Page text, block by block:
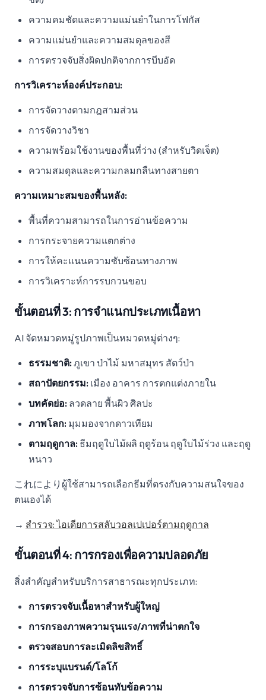
ความคมชัดและความแม่นยำในการโฟกัส
ความแม่นยำและความสมดุลของสี
การตรวจจับสิ่งผิดปกติจากการบีบอัด
การวิเคราะห์องค์ประกอบ:
การจัดวางตามกฎสามส่วน
การจัดวางวิชา
ความพร้อมใช้งานของพื้นที่ว่าง (สำหรับวิดเจ็ต)
ความสมดุลและความกลมกลืนทางสายตา
ความเหมาะสมของพื้นหลัง:
พื้นที่ความสามารถในการอ่านข้อความ
การกระจายความแตกต่าง
การให้คะแนนความซับซ้อนทางภาพ
การวิเคราะห์การรบกวนขอบ
ขั้นตอนที่ 3: การจำแนกประเภทเนื้อหา
AI จัดหมวดหมู่รูปภาพเป็นหมวดหมู่ต่างๆ:
ธรรมชาติ:ภูเขา ป่าไม้ มหาสมุทร สัตว์ป่า
สถาปัตยกรรม: เมือง อาคาร การตกแต่งภายใน
บทคัดย่อ: ลวดลาย พื้นผิว ศิลปะ
ภาพโลก: มุมมองจากดาวเทียม
ตามฤดูกาล: ธีมฤดูใบไม้ผลิ ฤดูร้อน ฤดูใบไม้ร่วง และฤดู
หนาว
これによりผู้ใช้สามารถเลือกธีมที่ตรงกับความสนใจของ
ตนเองได้
→ สำรวจ: ไอเดียการสลับวอลเปเปอร์ตามฤดูกาล
ขั้นตอนที่ 4: การกรองเพื่อความปลอดภัย
สิ่งสำคัญสำหรับบริการสาธารณะทุกประเภท:
การตรวจจับเนื้อหาสำหรับผู้ใหญ่
การกรองภาพความรุนแรง/ภาพที่น่าตกใจ
ตรวจสอบการละเมิดลิขสิทธิ์
การระบุแบรนด์/โลโก้
การตรวจจับการซ้อนทับข้อความ